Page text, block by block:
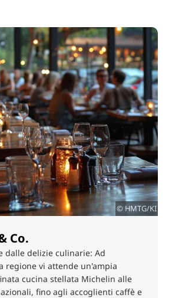
© HMTG/KI
Co.
dalle delizie culinarie: Ad
regione vi attende un'ampia
cucina stellata Michelin alle
fino agli accoglienti caffè e